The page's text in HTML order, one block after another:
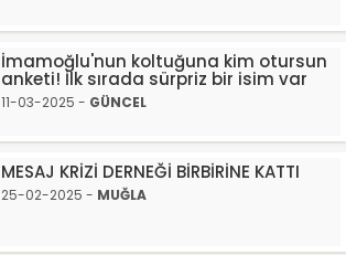
İmamoğlu'nun koltuğuna kim otursun
anketi! İlk sırada sürpriz bir isim var
11-03-2025 - GÜNCEL
MESAJ KRİZİ DERNEĞİ BİRBİRİNE KATTI
25-02-2025 - MUĞLA